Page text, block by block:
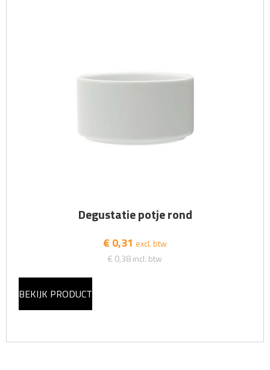
Degustatie potje rond
€ 0,31 excl. btw
€ 0,38incl. btw
BEKIJK PRODUCT